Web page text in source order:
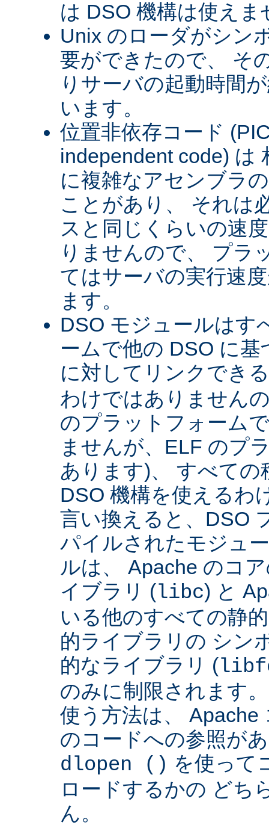
は DSO 機構は使えま
Unix のローダがシン
要ができたので、 そ
りサーバの起動時間
います。
位置非依存コード
independent code) は
に複雑なアセンブラ
ことがあり、 それは
スと同じくらいの速
りませんので、 プラ
てはサーバの実行速
ます。
DSO モジュールはす
ームで他の DSO に
に対してリンクでき
わけではありません
のプラットフォーム
ませんが、ELF のプ
あります)、 すべて
DSO 機構を使えるわ
言い換えると、DSO
パイルされたモジュ
ルは、 Apache のコ
イブラリ (libc) と
いる他のすべての静
的ライブラリの シン
的なライブラリ (
のみに制限されます
使う方法は、 Apache
のコードへの参照が
dlopen () を使って
ロードするかの どち
ん。